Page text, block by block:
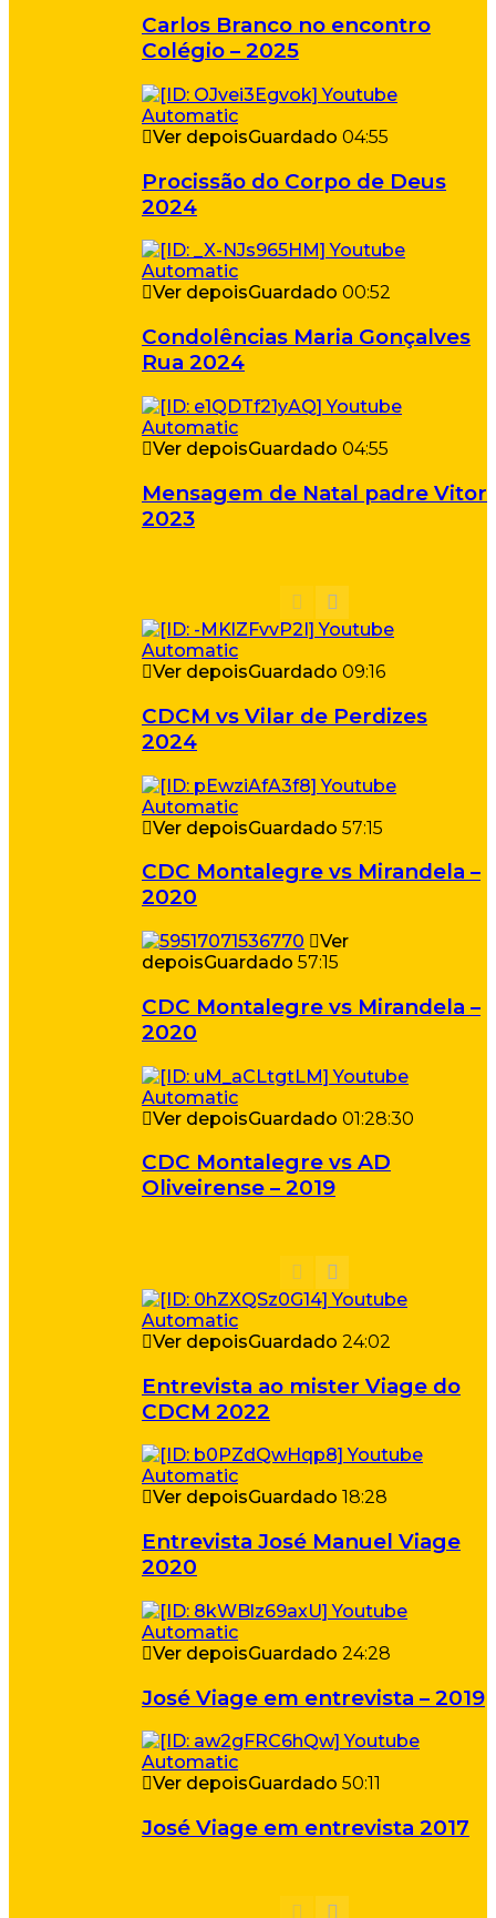
Carlos Branco no encontro
Colégio – 2025
Ver depoisGuardado 04:55
Procissão do Corpo de Deus
2024
Ver depoisGuardado 00:52
Condolências Maria Gonçalves
Rua 2024
Ver depoisGuardado 04:55
Mensagem de Natal padre Vitor
2023
Ver depoisGuardado 09:16
CDCM vs Vilar de Perdizes
2024
Ver depoisGuardado 57:15
CDC Montalegre vs Mirandela –
2020
Ver
depoisGuardado 57:15
CDC Montalegre vs Mirandela –
2020
Ver depoisGuardado 01:28:30
CDC Montalegre vs AD
Oliveirense – 2019
Ver depoisGuardado 24:02
Entrevista ao mister Viage do
CDCM 2022
Ver depoisGuardado 18:28
Entrevista José Manuel Viage
2020
Ver depoisGuardado 24:28
José Viage em entrevista – 2019
Ver depoisGuardado 50:11
José Viage em entrevista 2017